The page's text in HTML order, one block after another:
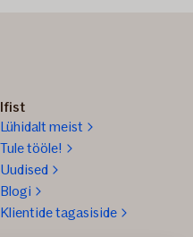
Ifist
Lühidalt meist
Tule tööle!
Uudised
Blogi
Klientide tagasiside